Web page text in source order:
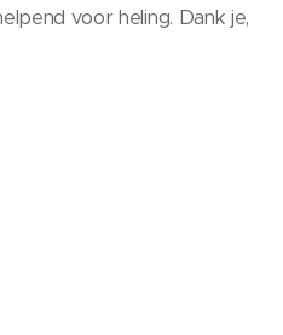
voor heling. Dank je,